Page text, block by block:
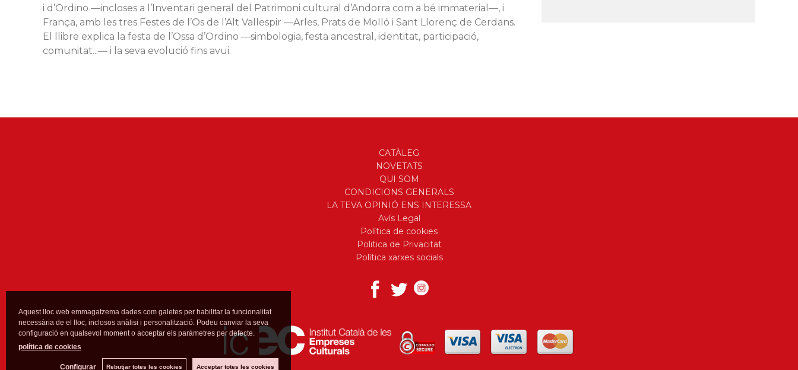
i d’Ordino —incloses a l’Inventari general del Patrimoni cultural d’Andorra com a bé immaterial—, i
França, amb les tres Festes de l’Os de l’Alt Vallespir —Arles, Prats de Molló i Sant Llorenç de Cerdans.
El llibre explica la festa de l’Ossa d’Ordino —simbologia, festa ancestral, identitat, participació,
comunitat...— i la seva evolució fins avui.
CATÀLEG
NOVETATS
QUI SOM
CONDICIONS GENERALS
LA TEVA OPINIÓ ENS INTERESSA
Avís Legal
Política de cookies
Politica de Privacitat
Política xarxes socials
Aquest lloc web emmagatzema dades com galetes per habilitar la funcionalitat
necessària de el lloc, inclosos anàlisi i personalització. Podeu canviar la seva
configuració en qualsevol moment o acceptar els paràmetres per defecte.
política de cookies
Configurar Rebutjar totes les cookies Acceptar totes les cookies